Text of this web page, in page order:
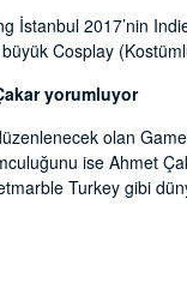
İstanbul 2017’nin
Cosplay
yorumluyor
olan
ise Ahmet
Turkey gibi